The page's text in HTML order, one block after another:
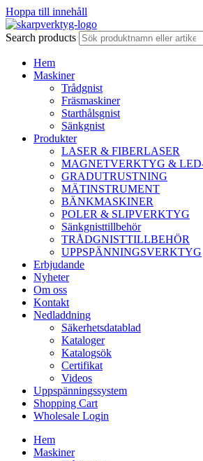
Hoppa till innehåll
Search products
Hem
Maskiner
Trådgnist
Fräsmaskiner
Starthålsgnist
Sänkgnist
Produkter
LASER & FIBERLASER
MAGNETVERKTYG &
GRADUTRUSTNING
MÄTINSTRUMENT
BÄNKMASKINER
POLER & SLIPVERKTYG
Sänkgnisttillbehör
TRÅDGNISTTILLBEHÖR
UPPSPÄNNINGSVERKTYG
Erbjudande
Nyheter
Om oss
Kontakt
Nedladdning
Säkerhetsdatablad
Kataloger
Katalogsök
Certifikat
Videos
Uppspänningssystem
Shopping Cart
Wholesale Login
Hem
Maskiner